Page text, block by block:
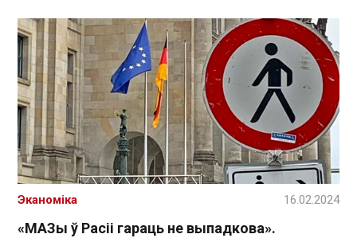
«МАЗы ў Расіі гараць не выпадкова».
Эканоміка 16.02.2024